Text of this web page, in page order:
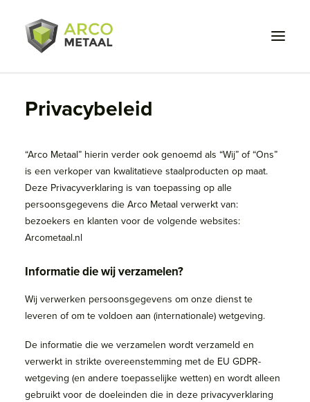
Wat we doen
Projecten
Over ons
Werken bij
Privacybeleid
“Arco Metaal” hierin verder ook genoemd als “Wij” of “Ons”
is een verkoper van kwalitatieve staalproducten op maat.
Deze Privacyverklaring is van toepassing op alle
persoonsgegevens die Arco Metaal verwerkt van:
bezoekers en klanten voor de volgende websites:
Arcometaal.nl
Informatie die wij verzamelen?
Wij verwerken persoonsgegevens om onze dienst te
leveren of om te voldoen aan (internationale) wetgeving.
De informatie die we verzamelen wordt verzameld en
verwerkt in strikte overeenstemming met de EU GDPR-
wetgeving (en andere toepasselijke wetten) en wordt alleen
gebruikt voor de doeleinden die in deze privacyverklaring